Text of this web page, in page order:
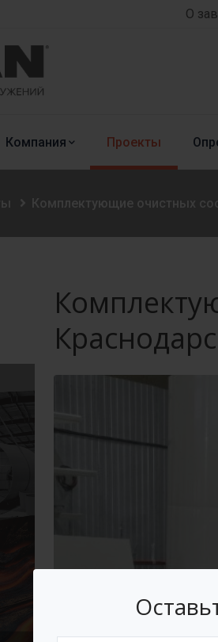
О
Компания Проекты
Комплектующие очистных